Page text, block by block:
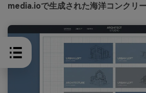
media.ioで生成された海洋コンクリ